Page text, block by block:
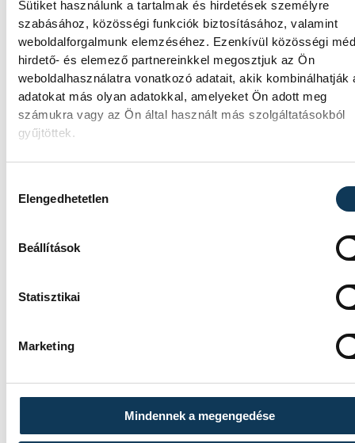
Sütiket használunk a tartalmak és hirdetések személyre
szabásához, közösségi funkciók biztosításához, valamint
weboldalforgalmunk elemzéséhez. Ezenkívül közösségi
hirdető- és elemező partnereinkkel megosztjuk az Ön
weboldalhasználatra vonatkozó adatait, akik kombinálhatják
adatokat más olyan adatokkal, amelyeket Ön adott meg
számukra vagy az Ön által használt más szolgáltatásokból
gyűjtöttek.
Elengedhetetlen
Beállítások
Statisztikai
Marketing
Mindennek a megengedése
vezérigazgatója ATV-n Rónai Egonnak
interjújában vázolta fel a Paksi Atomerőmű
előtt álló példátlan technológiai
szakember, aki korábban éveken át felelt a
hazai energetikai fejlesztésekért és a paksi
blokkok működéséért, arra figyelmeztet:
erőmű olyan üzemállapotban van, amelyre
eredetileg nem tervezték.
A Tisza-frakció
kedden legyen az
parlament jövő kedden válassza meg az új
köztársasági elnököt.
Valami óriási csapódott a
Holdba ma reggel